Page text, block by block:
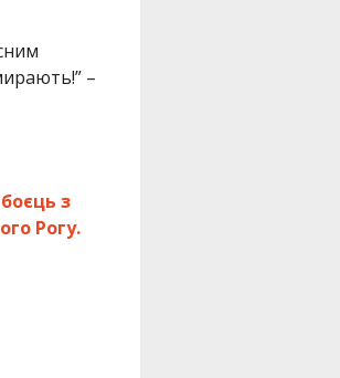
–
з
Рогу.